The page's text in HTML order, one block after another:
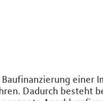
einer
Dadurch besteht